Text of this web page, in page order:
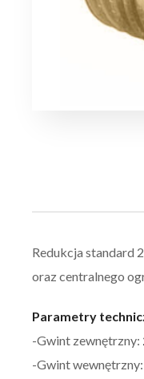
Redukcja standard
oraz centralnego
Parametry
-Gwint zewnętrzny:
-Gwint wewnętrzny: